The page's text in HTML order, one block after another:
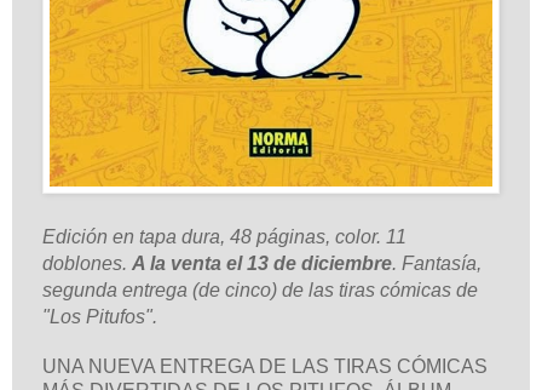
Edición en tapa dura, 48 páginas, color. 11
doblones. A la venta el 13 de diciembre. Fantasía,
segunda entrega (de cinco) de las tiras cómicas de
"Los Pitufos".
UNA NUEVA ENTREGA DE LAS TIRAS CÓMICAS